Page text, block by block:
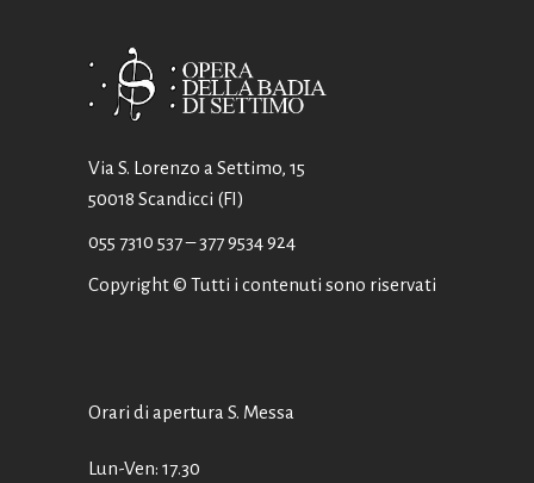
Via S. Lorenzo a Settimo, 15
50018 Scandicci (FI)
055 7310 537– 377 9534 924
Copyright © Tutti i contenuti sono riservati
Orari di apertura S. Messa
Lun-Ven: 17.30